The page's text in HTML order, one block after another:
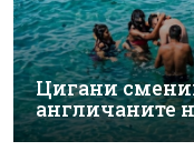
Цигани
англичаните